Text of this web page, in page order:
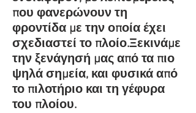
που φανερώνουν τη
φροντίδα με την οποία έχει
σχεδιαστεί το πλοίο.Ξεκινάμε
την ξενάγησή μας από τα πιο
ψηλά σημεία, και φυσικά από
το πιλοτήριο και τη γέφυρα
του πλοίου.